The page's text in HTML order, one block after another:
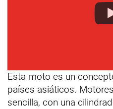
Esta moto es un
países asiáticos.
sencilla, con una